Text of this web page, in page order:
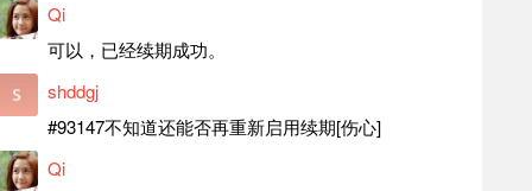
Qi
可以，已经续期成功。
shddgj
#93147不知道还能否再重新启用续期[伤心]
Qi